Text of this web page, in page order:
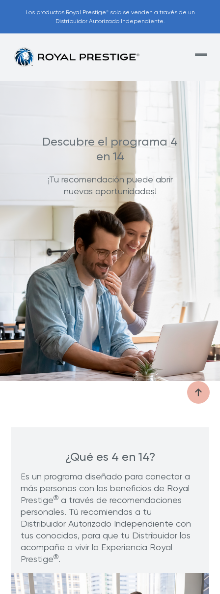
Los productos Royal Prestige®solo se venden a través de un
Distribuidor Autorizado Independiente.
Descubre el programa 4
en 14
¡Tu recomendación puede abrir
nuevas oportunidades!
¿Qué es 4 en 14?
Es un programa diseñado para conectar a
más personas con los beneficios de Royal
Prestige® a través de recomendaciones
personales. Tú recomiendas a tu
Distribuidor Autorizado Independiente con
tus conocidos, para que tu Distribuidor los
acompañe a vivir la Experiencia Royal
Prestige®.